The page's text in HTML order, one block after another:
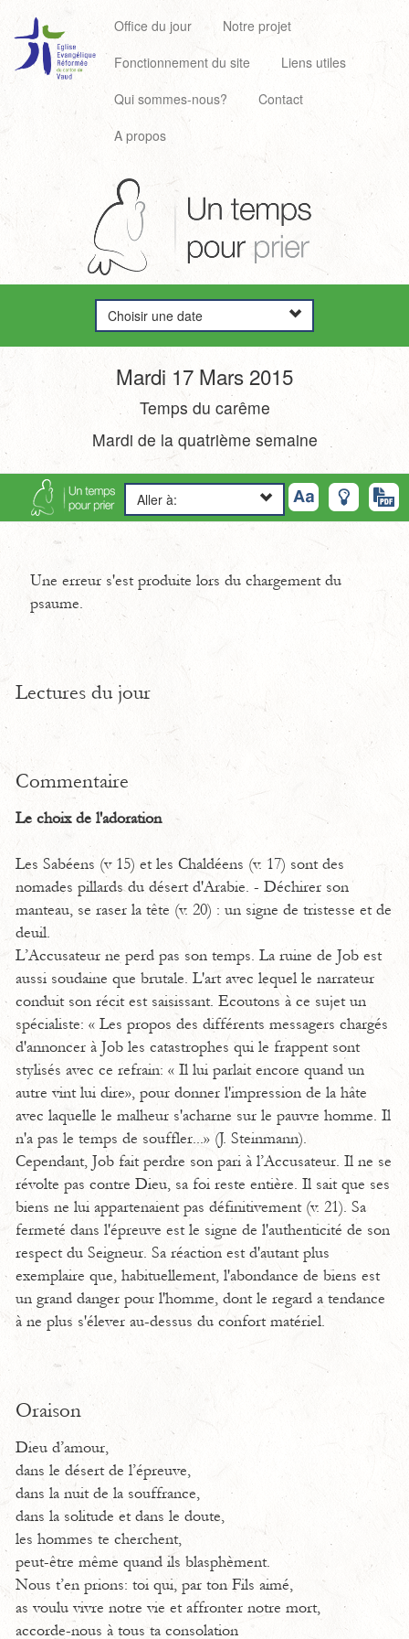
Office du jour
Notre projet
Fonctionnement du site
Liens utiles
Qui sommes-nous?
Contact
A propos
Choisir une date
Mardi 17 Mars 2015
Temps du carême
Mardi de la quatrième semaine
Aller à:
Une erreur s'est produite lors du chargement du
psaume.
Lectures du jour
Commentaire
Le choix de l'adoration
Les Sabéens (v 15) et les Chaldéens (v. 17) sont des
nomades pillards du désert d'Arabie. - Déchirer son
manteau, se raser la tête (v. 20) : un signe de tristesse et de
deuil.
L’Accusateur ne perd pas son temps. La ruine de Job est
aussi soudaine que brutale. L'art avec lequel le narrateur
conduit son récit est saisissant. Ecoutons à ce sujet un
spécialiste: « Les propos des différents messagers chargés
d'annoncer à Job les catastrophes qui le frappent sont
stylisés avec ce refrain: « Il lui parlait encore quand un
autre vint lui dire», pour donner l'impression de la hâte
avec laquelle le malheur s'acharne sur le pauvre homme. Il
n'a pas le temps de souffler...» (J. Steinmann).
Cependant, Job fait perdre son pari à l’Accusateur. Il ne se
révolte pas contre Dieu, sa foi reste entière. Il sait que ses
biens ne lui appartenaient pas définitivement (v. 21). Sa
fermeté dans l'épreuve est le signe de l'authenticité de son
respect du Seigneur. Sa réaction est d'autant plus
exemplaire que, habituellement, l'abondance de biens est
un grand danger pour l'homme, dont le regard a tendance
à ne plus s'élever au-dessus du confort matériel.
Oraison
Dieu d’amour,
dans le désert de l’épreuve,
dans la nuit de la souffrance,
dans la solitude et dans le doute,
les hommes te cherchent,
peut-être même quand ils blasphèment.
Nous t’en prions: toi qui, par ton Fils aimé,
as voulu vivre notre vie et affronter notre mort,
accorde-nous à tous ta consolation